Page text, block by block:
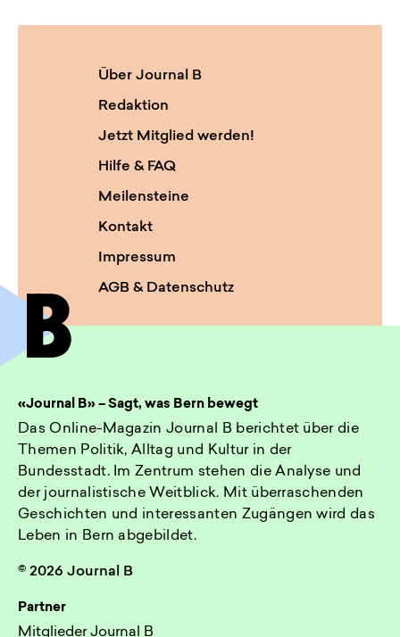
Über Journal B
Redaktion
Jetzt Mitglied werden!
Hilfe & FAQ
Meilensteine
Kontakt
Impressum
AGB & Datenschutz
«Journal B» – Sagt, was Bern bewegt
Das Online-Magazin Journal B berichtet über die
Themen Politik, Alltag und Kultur in der
Bundesstadt. Im Zentrum stehen die Analyse und
der journalistische Weitblick. Mit überraschenden
Geschichten und interessanten Zugängen wird das
Leben in Bern abgebildet.
© 2026 Journal B
Partner
Mitglieder Journal B